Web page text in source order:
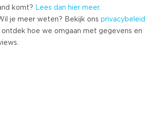
komt? Lees dan hier meer.
je meer weten? Bekijk ons privacybeleid
ontdek hoe we omgaan met gegevens en